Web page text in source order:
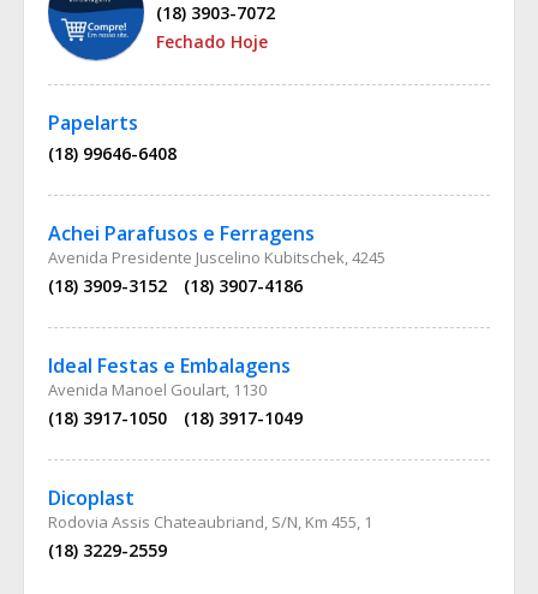
(18) 3903-7072
Fechado Hoje
Papelarts
(18) 99646-6408
Achei Parafusos e Ferragens
Avenida Presidente Juscelino Kubitschek, 4245
(18) 3909-3152 (18) 3907-4186
Ideal Festas e Embalagens
Avenida Manoel Goulart, 1130
(18) 3917-1050 (18) 3917-1049
Dicoplast
Rodovia Assis Chateaubriand, S/N, Km 455, 1
(18) 3229-2559